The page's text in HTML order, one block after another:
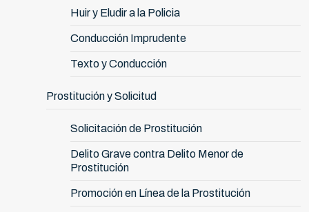
Huir y Eludir a la Policia
Conducción Imprudente
Texto y Conducción
Prostitución y Solicitud
Solicitación de Prostitución
Delito Grave contra Delito Menor de
Prostitución
Promoción en Línea de la Prostitución